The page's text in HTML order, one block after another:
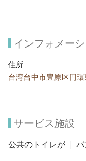
インフォメー
住所
台湾台中市豊原区円
サービス施設
公共のトイレが